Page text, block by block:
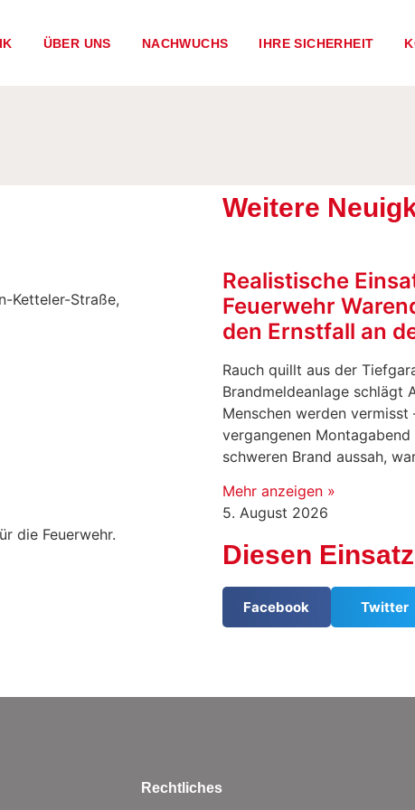
ÜBER UNS NACHWUCHS IHRE SICHERHEIT
Ketteler-Straße,
die Feuerwehr.
Weitere
Realistische
Feuerwehr
den Ernstfall an
Rauch quillt aus der
Brandmeldeanlage schlägt
Menschen werden vermisst
vergangenen Montagabend
schweren Brand aussah,
Mehr anzeigen »
5. August 2026
Diesen
Facebook Twitter
Rechtliches